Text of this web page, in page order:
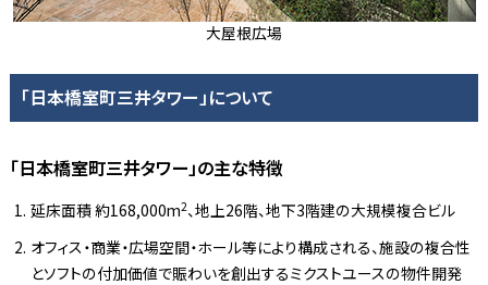
大屋根広場
「日本橋室町三井タワー」について
「日本橋室町三井タワー」の主な特徴
延床面積 約168,000m2、地上26階、地下3階建の大規模複合ビル
オフィス・商業・広場空間・ホール等により構成される、施設の複合性
とソフトの付加価値で賑わいを創出するミクストユースの物件開発